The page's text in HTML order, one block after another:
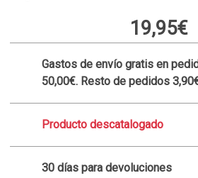
Delantal Tu opinión
en la receta